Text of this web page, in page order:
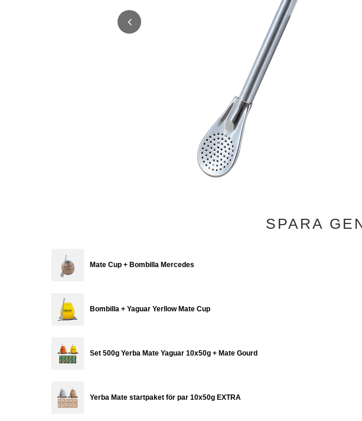
SPARA
Mate Cup + Bombilla Mercedes
Bombilla + Yaguar Yerllow Mate Cup
Set 500g Yerba Mate Yaguar 10x50g + Mate Gourd
Yerba Mate startpaket för par 10x50g EXTRA